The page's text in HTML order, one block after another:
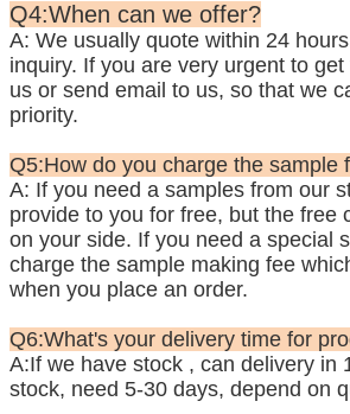
Q4:When can we offer?
A: We usually quote within 24
inquiry. If you are very urgent to
us or send email to us, so that we
priority.
Q5:How do you charge the sample
A: If you need a samples from our
provide to you for free, but the free
on your side. If you need a special
charge the sample making fee
when you place an order.
Q6:What's your delivery time for
A:If we have stock , can delivery in
stock, need 5-30 days, depend on